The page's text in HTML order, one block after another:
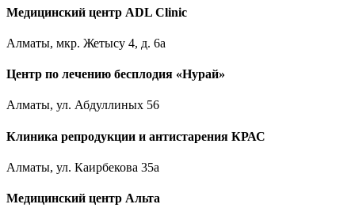
Медицинский центр ADL Clinic
Алматы, мкр. Жетысу 4, д. 6а
Центр по лечению бесплодия «Нурай»
Алматы, ул. Абдуллиных 56
Клиника репродукции и антистарения КРАС
Алматы, ул. Каирбекова 35а
Медицинский центр Альта